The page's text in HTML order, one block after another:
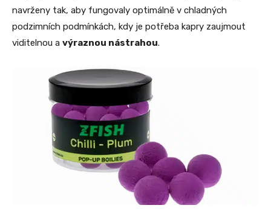
navrženy tak, aby fungovaly optimálně v chladných
podzimních podmínkách, kdy je potřeba kapry zaujmout
viditelnou a výraznou nástrahou.